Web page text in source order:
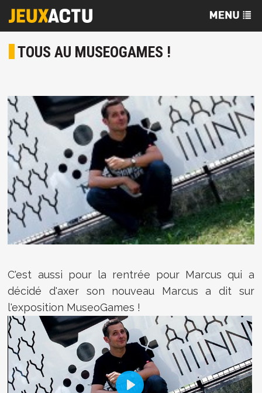
TOUS AU MUSEOGAMES !
C'est aussi pour la rentrée pour Marcus qui a
décidé d'axer son nouveau Marcus a dit sur
l'exposition MuseoGames !